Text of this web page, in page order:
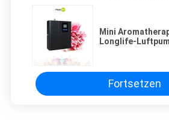
Mini
Longlife-
Fortsetzen